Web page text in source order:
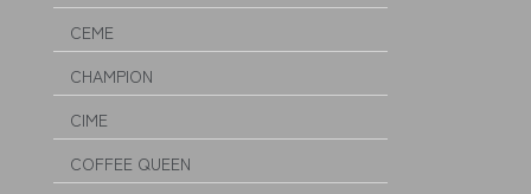
CEME
CHAMPION
CIME
COFFEE QUEEN